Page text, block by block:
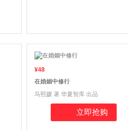
¥48
在婚姻中修行
马熙媛 著 华夏智库 出品
立即抢购